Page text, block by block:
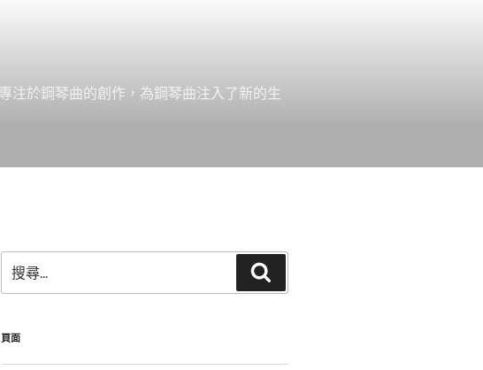
注於鋼琴曲的創作，為鋼琴曲注入了新的生
尋
關
字:
尋
頁面